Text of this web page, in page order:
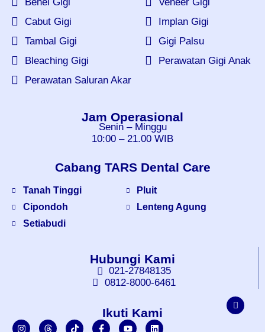
Cabut Gigi
Tambal Gigi
Bleaching Gigi
Perawatan Saluran Akar
Implan Gigi
Gigi Palsu
Perawatan Gigi Anak
Jam Operasional
Senin – Minggu
10:00 – 21.00 WIB
Cabang TARS Dental Care
Tanah Tinggi
Cipondoh
Setiabudi
Pluit
Lenteng Agung
Hubungi Kami
021-27848135
0812-8000-6461
Ikuti Kami